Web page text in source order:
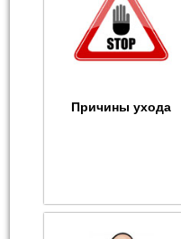
Причины ухода